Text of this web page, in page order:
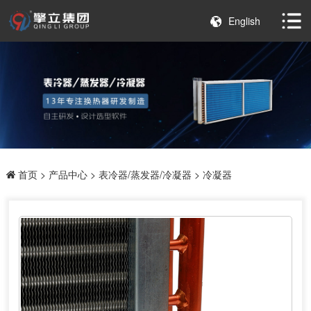
English
首页> 产品中心> 表冷器/蒸发器/冷凝器 > 冷凝器